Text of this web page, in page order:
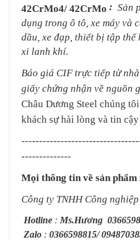
42CrMo4/ 42CrMo : Sản
dụng trong ô tô, xe máy và
dầu, xe đạp, thiết bị tập
xi lanh khí.
Báo giá CIF trực tiếp từ
giấy chứng nhận về nguồn
Châu Dương Steel chúng
khách sự hài lòng và tin
--------------
Mọi thông tin về sản
Công ty TNHH Công
Hotline : Ms.Hương
Zalo : 0366598815/